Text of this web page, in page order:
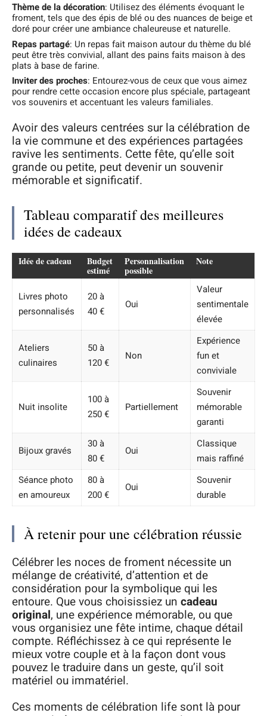
Thème de la décoration: Utilisez des éléments évoquant le
froment, tels que des épis de blé ou des nuances de beige et
doré pour créer une ambiance chaleureuse et naturelle.
Repas partagé: Un repas fait maison autour du thème du blé
peut être très convivial, allant des pains faits maison à des
plats à base de farine.
Inviter des proches: Entourez-vous de ceux que vous aimez
pour rendre cette occasion encore plus spéciale, partageant
vos souvenirs et accentuant les valeurs familiales.
Avoir des valeurs centrées sur la célébration de
la vie commune et des expériences partagées
ravive les sentiments. Cette fête, qu’elle soit
grande ou petite, peut devenir un souvenir
mémorable et significatif.
Tableau comparatif des meilleures
idées de cadeaux
Idée de cadeau Budget
estimé
Personnalisation
possible
Note
Livres photo
personnalisés
20 à
40 €
Oui
Valeur
sentimentale
élevée
Ateliers
culinaires
50 à
120 €
Non
Expérience
fun et
conviviale
Nuit insolite
100 à
250 €
Partiellement
Souvenir
mémorable
garanti
Bijoux gravés
30 à
80 €
Oui
Classique
mais raffiné
Séance photo
en amoureux
80 à
200 €
Oui
Souvenir
durable
À retenir pour une célébration réussie
Célébrer les noces de froment nécessite un
mélange de créativité, d’attention et de
considération pour la symbolique qui les
entoure. Que vous choisissiez un cadeau
original, une expérience mémorable, ou que
vous organisiez une fête intime, chaque détail
compte. Réfléchissez à ce qui représente le
mieux votre couple et à la façon dont vous
pouvez le traduire dans un geste, qu’il soit
matériel ou immatériel.
Ces moments de célébration life sont là pour